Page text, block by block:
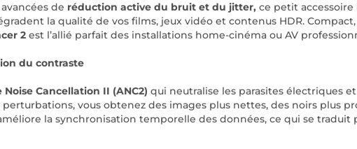
de réduction active du bruit et du jitter, ce petit
la qualité de vos films, jeux vidéo et contenus HDR.
2 est l’allié parfait des installations home-cinéma ou AV
du contraste
Noise Cancellation II (ANC2) qui neutralise les parasites électriques
vous obtenez des images plus nettes, des noirs plus
la synchronisation temporelle des données, ce qui se traduit